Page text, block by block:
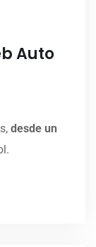
Auto
desde un